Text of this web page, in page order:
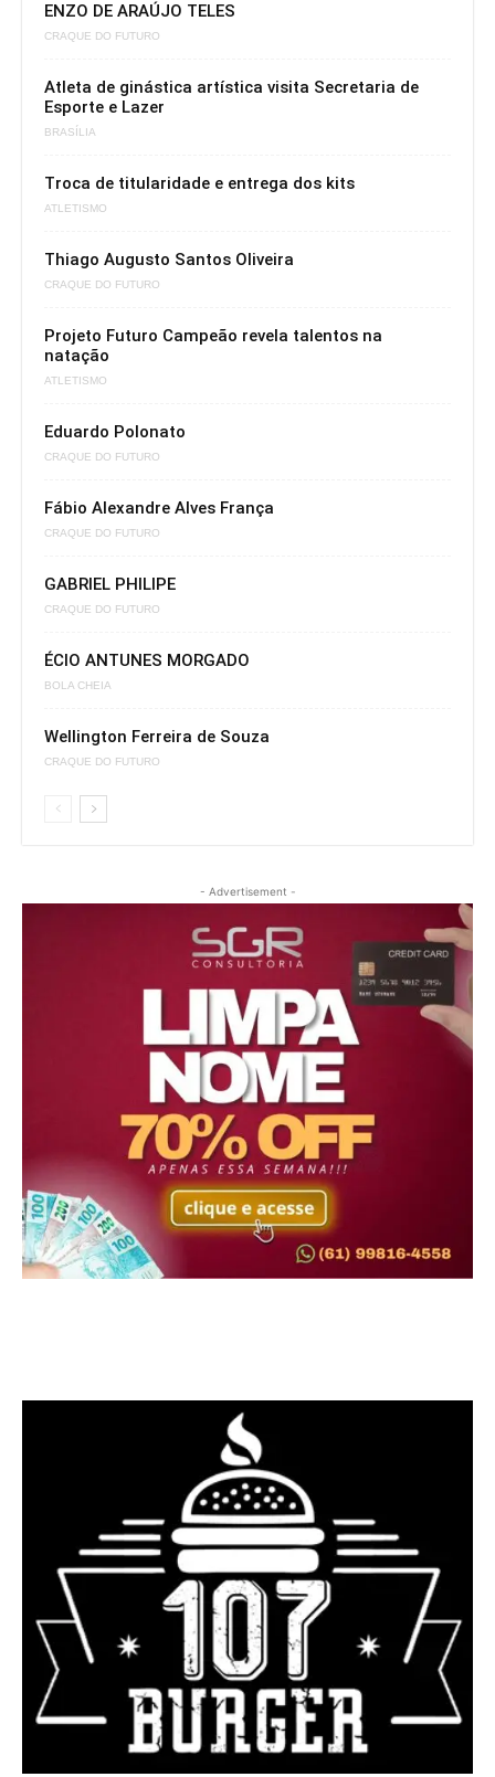
ENZO DE ARAÚJO TELES
CRAQUE DO FUTURO
Atleta de ginástica artística visita Secretaria de
Esporte e Lazer
BRASÍLIA
Troca de titularidade e entrega dos kits
ATLETISMO
Thiago Augusto Santos Oliveira
CRAQUE DO FUTURO
Projeto Futuro Campeão revela talentos na
natação
ATLETISMO
Eduardo Polonato
CRAQUE DO FUTURO
Fábio Alexandre Alves França
CRAQUE DO FUTURO
GABRIEL PHILIPE
CRAQUE DO FUTURO
ÉCIO ANTUNES MORGADO
BOLA CHEIA
Wellington Ferreira de Souza
CRAQUE DO FUTURO
- Advertisement -